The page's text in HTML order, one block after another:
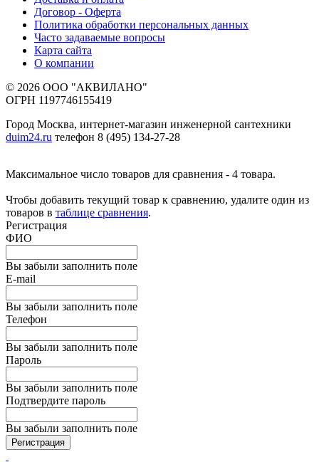
Договор - Оферта
Политика обработки персональных данных
Часто задаваемые вопросы
Карта сайта
О компании
© 2026 ООО "АКВИЛАНО"
ОГРН 1197746155419
Город Москва, интернет-магазин инженерной сантехники
duim24.ru телефон 8 (495) 134-27-28
Максимальное число товаров для сравнения - 4 товара.
Чтобы добавить текущий товар к сравнению, удалите один из
товаров в таблице сравнения.
Регистрация
ФИО
Вы забыли заполнить поле
E-mail
Вы забыли заполнить поле
Телефон
Вы забыли заполнить поле
Пароль
Вы забыли заполнить поле
Подтвердите пароль
Вы забыли заполнить поле
Регистрация